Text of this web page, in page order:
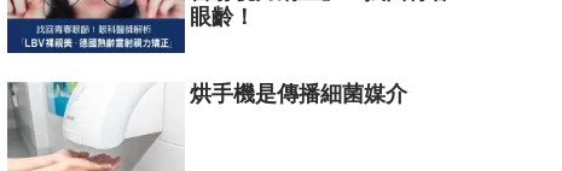
眼齡！
烘手機是傳播細菌媒介